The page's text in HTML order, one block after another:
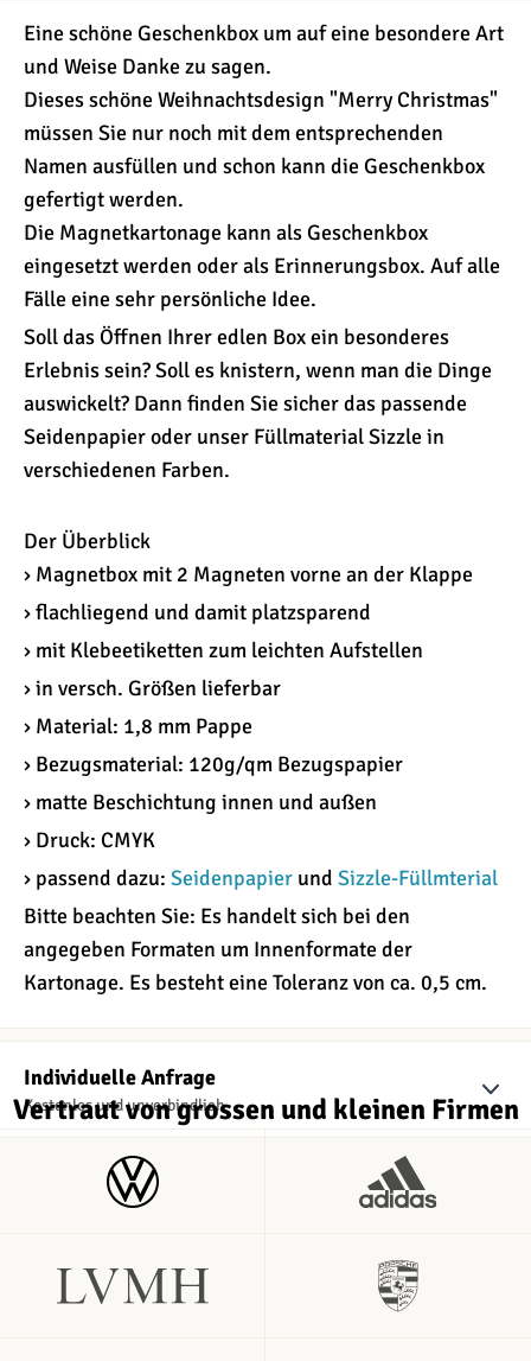
Eine schöne Geschenkbox um auf eine besondere Art
und Weise Danke zu sagen.
Dieses schöne Weihnachtsdesign "Merry Christmas"
müssen Sie nur noch mit dem entsprechenden
Namen ausfüllen und schon kann die Geschenkbox
gefertigt werden.
Die Magnetkartonage kann als Geschenkbox
eingesetzt werden oder als Erinnerungsbox. Auf alle
Fälle eine sehr persönliche Idee.
Soll das Öffnen Ihrer edlen Box ein besonderes
Erlebnis sein? Soll es knistern, wenn man die Dinge
auswickelt? Dann finden Sie sicher das passende
Seidenpapier oder unser Füllmaterial Sizzle in
verschiedenen Farben.
Der Überblick
› Magnetbox mit 2 Magneten vorne an der Klappe
› flachliegend und damit platzsparend
› mit Klebeetiketten zum leichten Aufstellen
› in versch. Größen lieferbar
› Material: 1,8 mm Pappe
› Bezugsmaterial: 120g/qm Bezugspapier
› matte Beschichtung innen und außen
› Druck: CMYK
› passend dazu: Seidenpapier und Sizzle-Füllmterial
Bitte beachten Sie: Es handelt sich bei den
angegeben Formaten um Innenformate der
Kartonage. Es besteht eine Toleranz von ca. 0,5 cm.
Individuelle Anfrage
Kostenlos und unverbindlich
Vertraut von grossen und kleinen Firmen